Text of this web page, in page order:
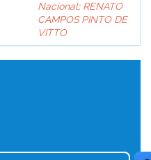
Nacional; RENATO
CAMPOS PINTO DE
VITTO